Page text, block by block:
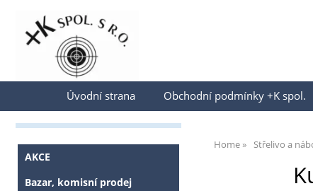
Přihlásit se
Úvodní strana Obchodní podmínky +K spol.
Home Střelivo a
AKCE
Bazar, komisní prodej